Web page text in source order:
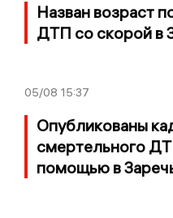
Назван возраст
ДТП со скорой в
05/08 15:37
Опубликованы
смертельного
помощью в